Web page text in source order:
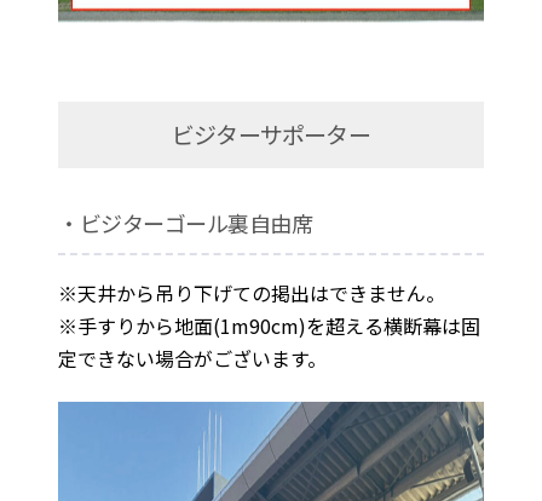
ビジターサポーター
・ビジターゴール裏自由席
※天井から吊り下げての掲出はできません。
※手すりから地面(1m90cm)を超える横断幕は固
定できない場合がございます。